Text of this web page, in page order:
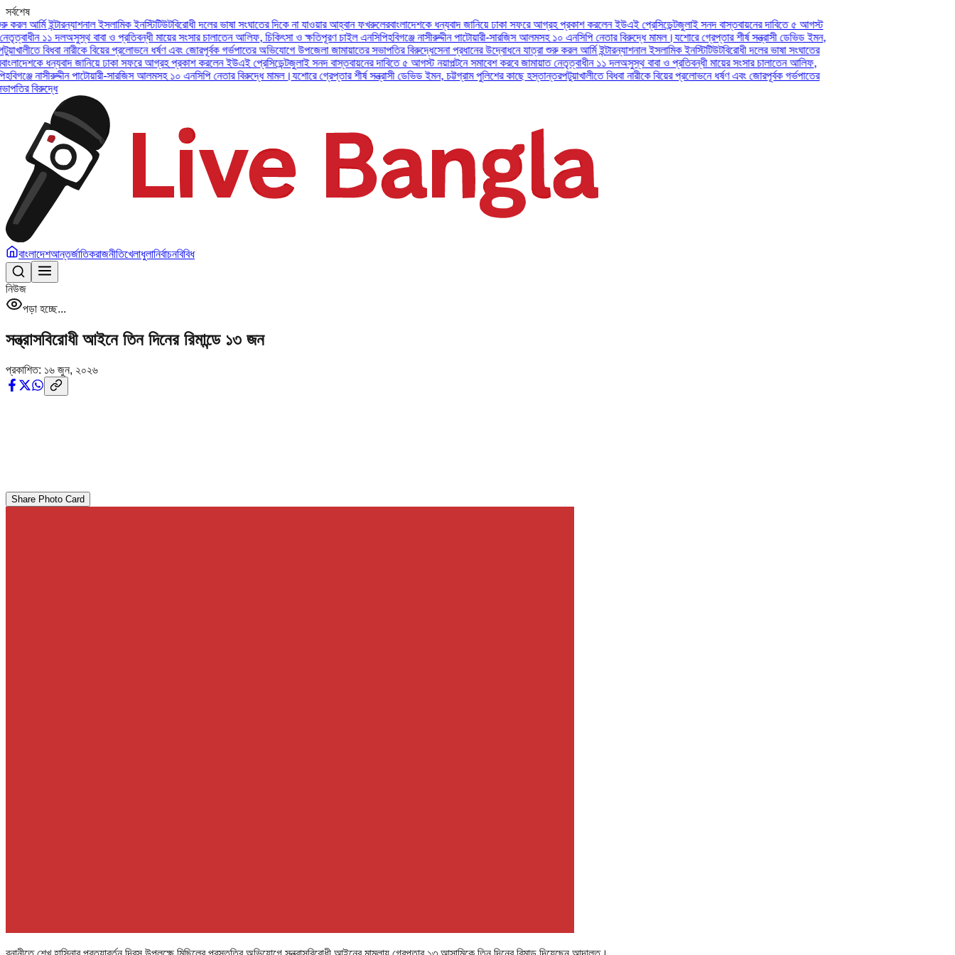
সর্বশেষ
ইসলামিক ইনস্টিটিউটবিরোধী দলের ভাষা সংঘাতের দিকে না যাওয়ার আহ্বান ফখরুলেরবাংলাদেশকে ধন্যবাদ জানিয়ে ঢাকা সফরে আগ্রহ প্রকাশ করলেন ইউএই প্রেসিডেন্টজুলাই সনদ বাস্তবায়নের দাবিতে ৫ আগস্ট
১১ দলঅসুস্থ বাবা ও প্রতিবন্ধী মায়ের সংসার চালাতেন আলিফ, চিকিৎসা ও ক্ষতিপূরণ চাইল এনসিপিহবিগঞ্জে নাসীরুদ্দীন পাটোয়ারী-সারজিস আলমসহ ১০ এনসিপি নেতার বিরুদ্ধে মামল।যশোরে গ্রেপ্তার শীর্ষ সন্ত্রাসী ডেভিড ইমন,
বিধবা নারীকে বিয়ের প্রলোভনে ধর্ষণ এবং জোরপূর্বক গর্ভপাতের অভিযোগে উপজেলা জামায়াতের সভাপতির বিরুদ্ধেসেনা প্রধানের উদ্বোধনে যাত্রা শুরু করল আর্মি ইন্টারন্যাশনাল ইসলামিক ইনস্টিটিউটবিরোধী দলের ভাষা সংঘাতের
ধন্যবাদ জানিয়ে ঢাকা সফরে আগ্রহ প্রকাশ করলেন ইউএই প্রেসিডেন্টজুলাই সনদ বাস্তবায়নের দাবিতে ৫ আগস্ট নয়াপল্টনে সমাবেশ করবে জামায়াত নেতৃত্বাধীন ১১ দলঅসুস্থ বাবা ও প্রতিবন্ধী মায়ের সংসার চালাতেন আলিফ,
পাটোয়ারী-সারজিস আলমসহ ১০ এনসিপি নেতার বিরুদ্ধে মামল।যশোরে গ্রেপ্তার শীর্ষ সন্ত্রাসী ডেভিড ইমন, চট্টগ্রাম পুলিশের কাছে হস্তান্তরপটুয়াখালীতে বিধবা নারীকে বিয়ের প্রলোভনে ধর্ষণ এবং জোরপূর্বক গর্ভপাতের
বাংলাদেশআন্তর্জাতিকরাজনীতিখেলাধুলানির্বাচনবিবিধ
নিউজ
পড়া হচ্ছে...
সন্ত্রাসবিরোধী আইনে তিন দিনের রিমান্ডে ১৩ জন
প্রকাশিত: ১৬ জুন, ২০২৬
Share Photo Card